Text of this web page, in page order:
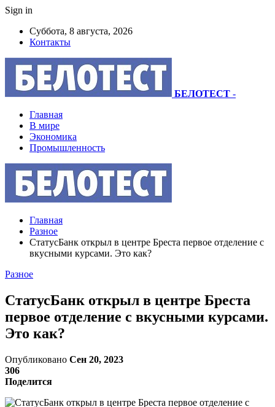
Sign in
Суббота, 8 августа, 2026
Контакты
БЕЛОТЕСТ -
Главная
В мире
Экономика
Промышленность
Главная
Разное
СтатусБанк открыл в центре Бреста первое отделение с
вкусными курсами. Это как?
Разное
СтатусБанк открыл в центре Бреста
первое отделение с вкусными курсами.
Это как?
Опубликовано Сен 20, 2023
306
Поделится